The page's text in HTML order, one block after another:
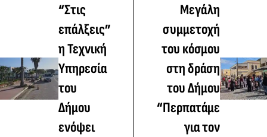
“Στις
επάλξεις”
η Τεχνική
Υπηρεσία
του
Δήμου
ενόψει
Μεγάλη
συμμετοχή
του κόσμου
στη δράση
του Δήμου
“Περπατάμε
για τον